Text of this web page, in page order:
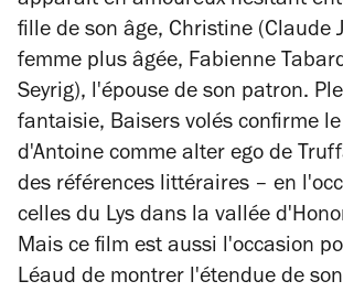
fille de son âge, Christine (Claude
femme plus âgée, Fabienne
Seyrig), l'épouse de son patron.
fantaisie, Baisers volés confirme
d'Antoine comme alter ego de
des références littéraires – en
celles du Lys dans la vallée
Mais ce film est aussi l'occasion
Léaud de montrer l'étendue de